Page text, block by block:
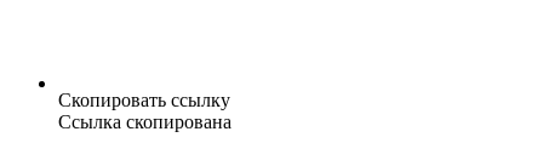
Скопировать ссылку
Ссылка скопирована